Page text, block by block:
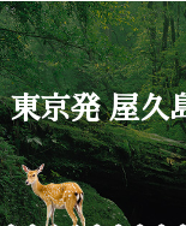
東京発 屋久